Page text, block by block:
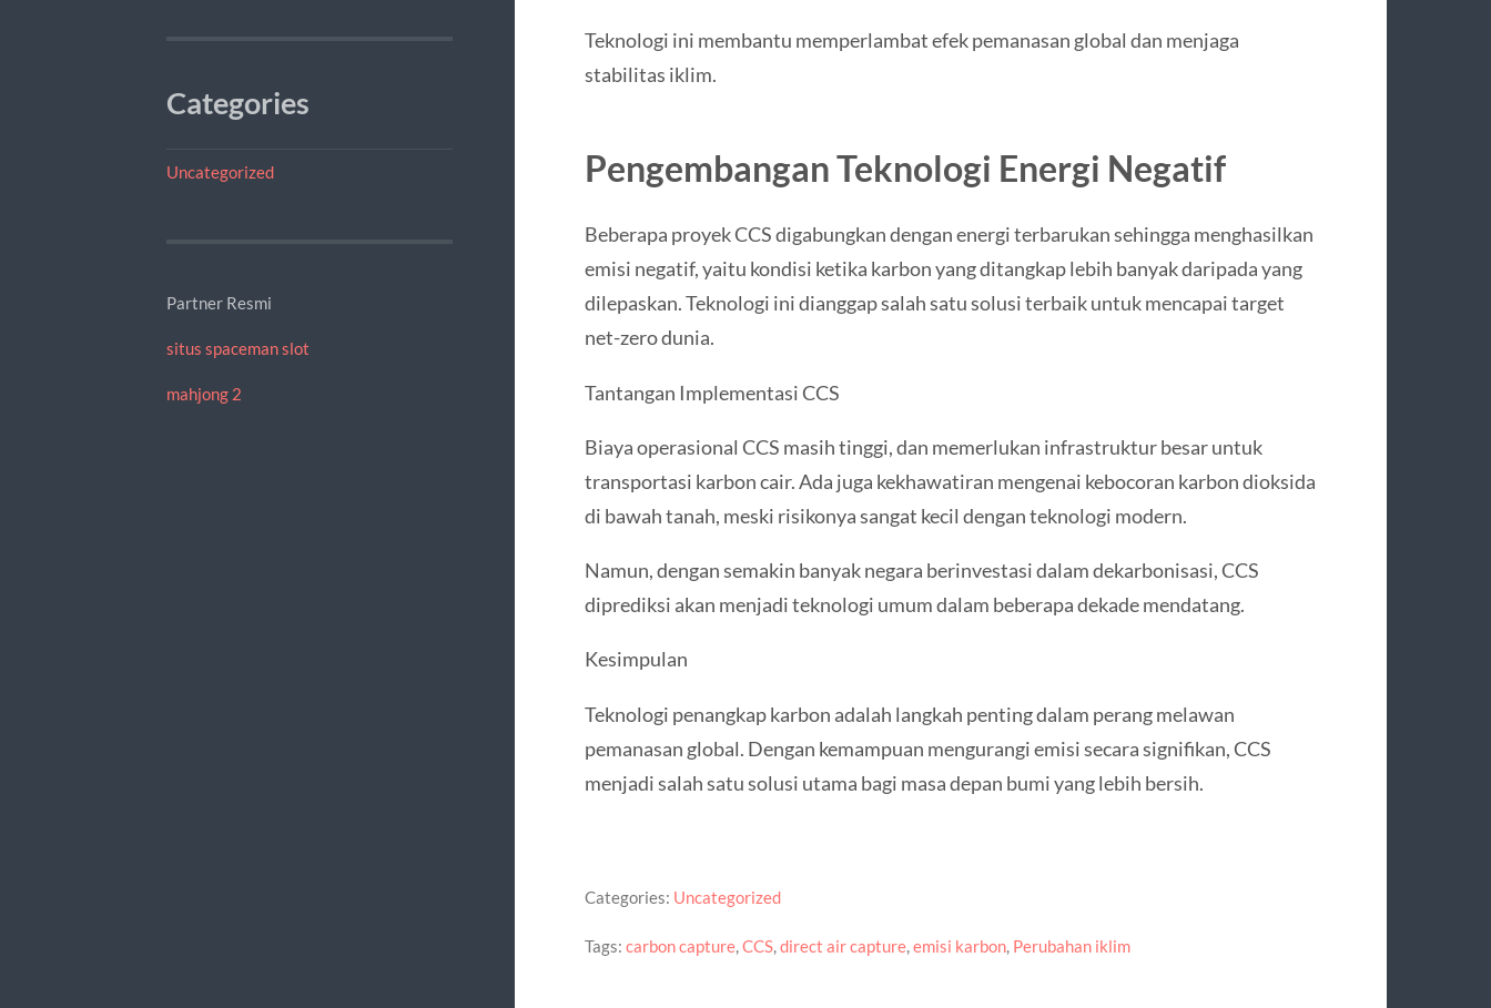
Categories
Uncategorized
Partner Resmi
situs spaceman slot
mahjong 2
Teknologi ini membantu memperlambat efek pemanasan global dan menjaga
stabilitas iklim.
Pengembangan Teknologi Energi Negatif
Beberapa proyek CCS digabungkan dengan energi terbarukan sehingga menghasilkan
emisi negatif, yaitu kondisi ketika karbon yang ditangkap lebih banyak daripada yang
dilepaskan. Teknologi ini dianggap salah satu solusi terbaik untuk mencapai target
net-zero dunia.
Tantangan Implementasi CCS
Biaya operasional CCS masih tinggi, dan memerlukan infrastruktur besar untuk
transportasi karbon cair. Ada juga kekhawatiran mengenai kebocoran karbon dioksida
di bawah tanah, meski risikonya sangat kecil dengan teknologi modern.
Namun, dengan semakin banyak negara berinvestasi dalam dekarbonisasi, CCS
diprediksi akan menjadi teknologi umum dalam beberapa dekade mendatang.
Kesimpulan
Teknologi penangkap karbon adalah langkah penting dalam perang melawan
pemanasan global. Dengan kemampuan mengurangi emisi secara signifikan, CCS
menjadi salah satu solusi utama bagi masa depan bumi yang lebih bersih.
Categories: Uncategorized
Tags: carbon capture,CCS,direct air capture,emisi karbon, Perubahan iklim